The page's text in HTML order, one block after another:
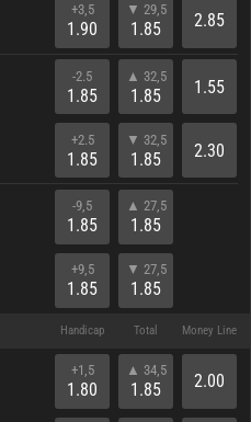
+3,5
1.90
▼ 29,5
1.85 2.85
-2.5
1.85
+2.5
1.85
▲ 32,5
1.85
▼ 32,5
1.85
1.55
2.30
-9,5
1.85
+9,5
1.85
▲ 27,5
1.85
▼ 27,5
1.85
Handicap Total Money Line
+1,5
1.80
▲ 34,5
1.85 2.00